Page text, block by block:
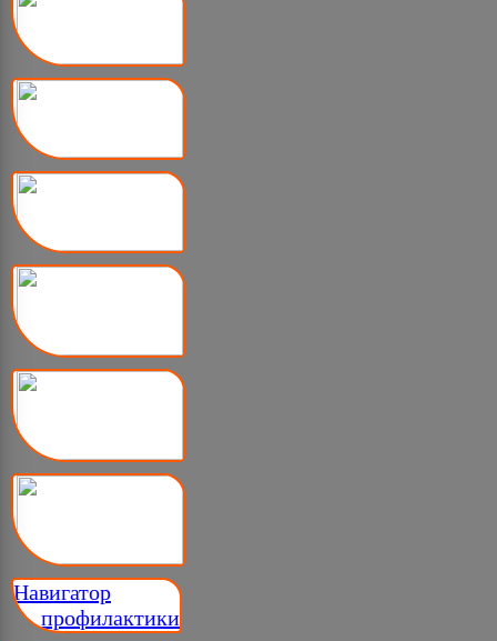
Навигатор
__ профилактики